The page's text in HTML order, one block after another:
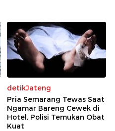
detikJateng
Pria Semarang Tewas Saat
Ngamar Bareng Cewek di
Hotel, Polisi Temukan Obat
Kuat